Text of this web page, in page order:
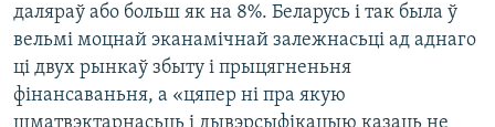
даляраў або больш як на 8%. Беларусь і так была ў
вельмі моцнай эканамічнай залежнасьці ад аднаго
ці двух рынкаў збыту і прыцягненьня
фінансаваньня, а «цяпер ні пра якую